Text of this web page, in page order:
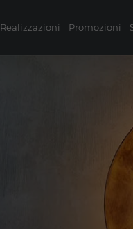
Realizzazioni Promozioni